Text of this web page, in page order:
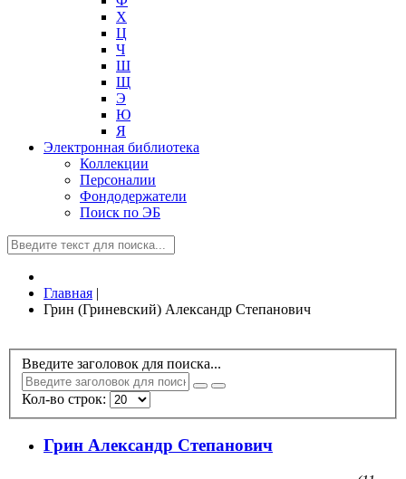
Х
Ц
Ч
Ш
Щ
Э
Ю
Я
Электронная библиотека
Коллекции
Персоналии
Фондодержатели
Поиск по ЭБ
Главная |
Грин (Гриневский) Александр Степанович
Введите заголовок для поиска...
Кол-во строк:
Грин Александр Степанович